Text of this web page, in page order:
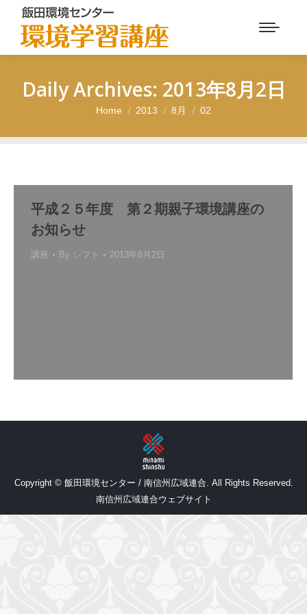
Daily Archives: 2013年8月2日
You are here:
Home 2013 8月 02
平成２５年度 第２期親子環境講座の
お知らせ
講座 By シフト 2013年8月2日
Copyright © 飯田環境センター / 南信州広域連合. All Rights Reserved.
南信州広域連合ウェブサイト